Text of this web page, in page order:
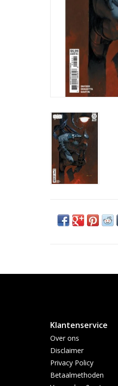
Klantenservice
Over ons
Disclaimer
Privacy Policy
Betaalmethoden